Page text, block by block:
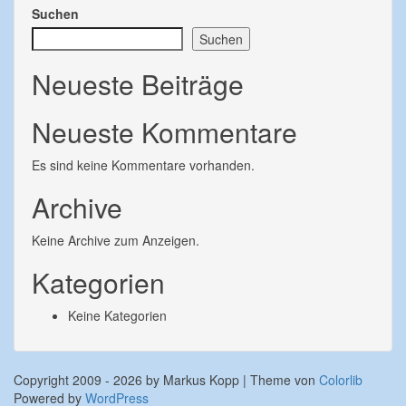
Suchen
Suchen
Neueste Beiträge
Neueste Kommentare
Es sind keine Kommentare vorhanden.
Archive
Keine Archive zum Anzeigen.
Kategorien
Keine Kategorien
Copyright 2009 - 2026 by Markus Kopp | Theme von Colorlib
Powered by WordPress